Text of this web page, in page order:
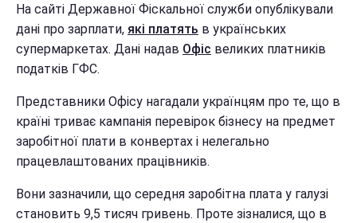
На сайті Державної Фіскальної служби опублікували
дані про зарплати, які платять в українських
супермаркетах. Дані надав Офіс великих платників
податків ГФС.
Представники Офісу нагадали українцям про те, що в
країні триває кампанія перевірок бізнесу на предмет
заробітної плати в конвертах і нелегально
працевлаштованих працівників.
Вони зазначили, що середня заробітна плата у галузі
становить 9,5 тисяч гривень. Проте зізналися, що в